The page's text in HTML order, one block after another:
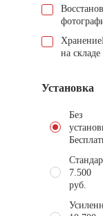
Хранение
на складе
Установка
Без
7.500
руб.